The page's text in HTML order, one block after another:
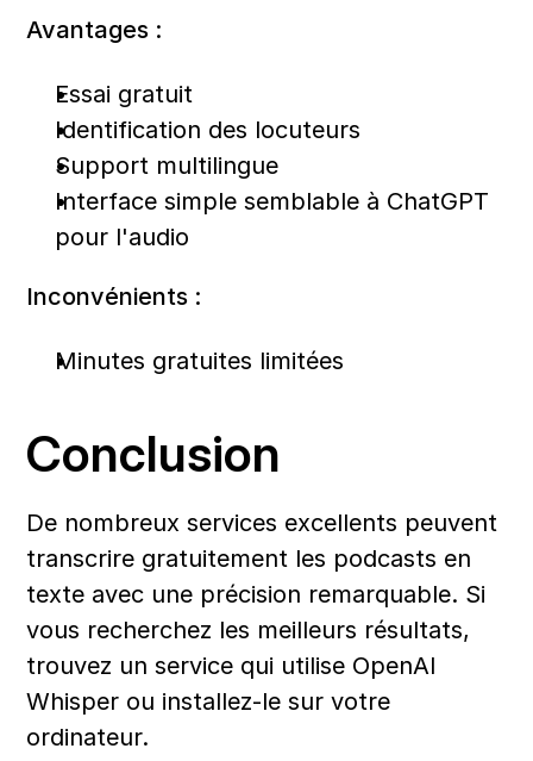
Avantages :
Essai gratuit
Identification des locuteurs
Support multilingue
Interface simple semblable à ChatGPT
pour l'audio
Inconvénients :
Minutes gratuites limitées
Conclusion
De nombreux services excellents peuvent
transcrire gratuitement les podcasts en
texte avec une précision remarquable. Si
vous recherchez les meilleurs résultats,
trouvez un service qui utilise OpenAI
Whisper ou installez-le sur votre
ordinateur.